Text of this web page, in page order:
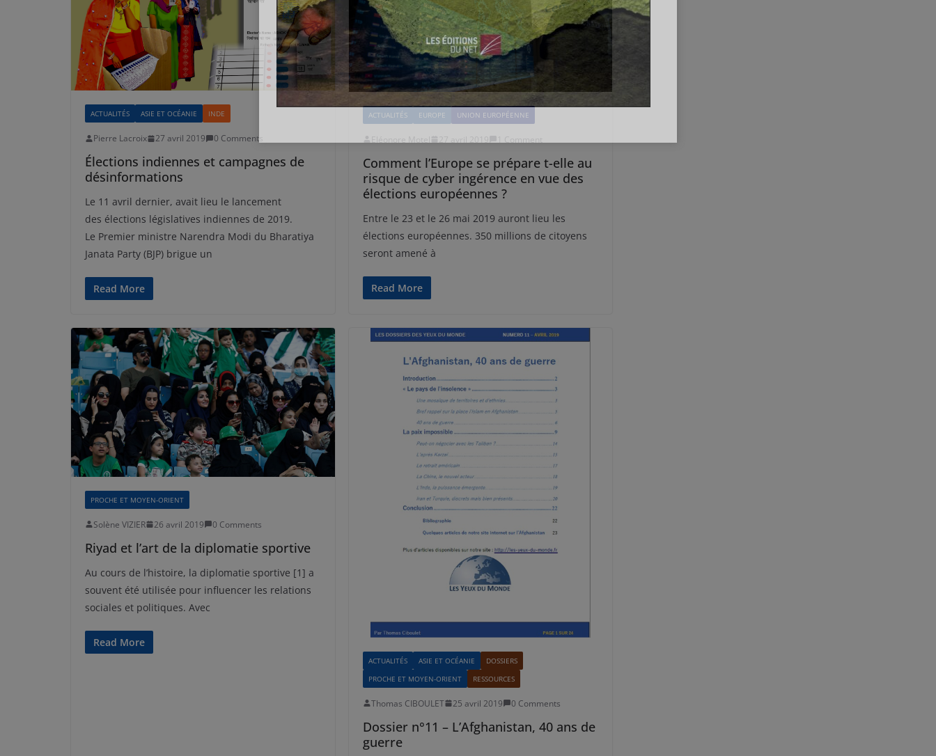
ACTUALITÉS ASIE ET OCÉANIE INDE
Pierre Lacroix 27 avril 2019 0 Comments
Élections indiennes et campagnes de
désinformations
Le 11 avril dernier, avait lieu le lancement
des élections législatives indiennes de 2019.
Le Premier ministre Narendra Modi du Bharatiya
Janata Party (BJP) brigue un
Read More
ACTUALITÉS EUROPE UNION EUROPÉENNE
Eléonore Motel 27 avril 2019 1 Comment
Comment l’Europe se prépare t-elle au
risque de cyber ingérence en vue des
élections européennes ?
Entre le 23 et le 26 mai 2019 auront lieu les
élections européennes. 350 millions de citoyens
seront amené à
Read More
PROCHE ET MOYEN-ORIENT
Solène VIZIER 26 avril 2019 0 Comments
Riyad et l’art de la diplomatie sportive
Au cours de l’histoire, la diplomatie sportive [1] a
souvent été utilisée pour influencer les relations
sociales et politiques. Avec
Read More
ACTUALITÉS ASIE ET OCÉANIE
DOSSIERS
PROCHE ET MOYEN-ORIENT
RESSOURCES
Thomas CIBOULET 25 avril 2019 0 Comments
Dossier n°11 – L’Afghanistan, 40 ans de
guerre